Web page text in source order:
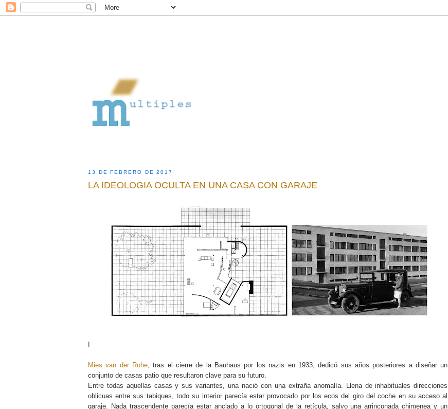
13 DE FEBRERO DE 2017
LA IDEOLOGIA OCULTA EN UNA CASA CON GARAJE
I
Mies van der Rohe, tras el cierre de la Bauhaus por los nazis en 1933, dedicó sus años posteriores a diseñar un
conjunto de casas patio que resultaron clave para su futuro.
Entre todas aquellas casas y sus variantes, una nació con una extraña anomalía. Llena de inhabituales direcciones
oblicuas entre sus tabiques, todo su interior parecía estar provocado por los ecos del giro del coche en su acceso al
garaje. Nada trascendente parecía estar anclado a lo ortogonal de la retícula, salvo una arrinconada chimenea y un